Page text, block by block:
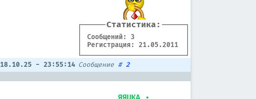
Статистика:
Сообщений: 3
Регистрация: 21.05.2011
18.10.25 - 23:55:14 Сообщение # 2